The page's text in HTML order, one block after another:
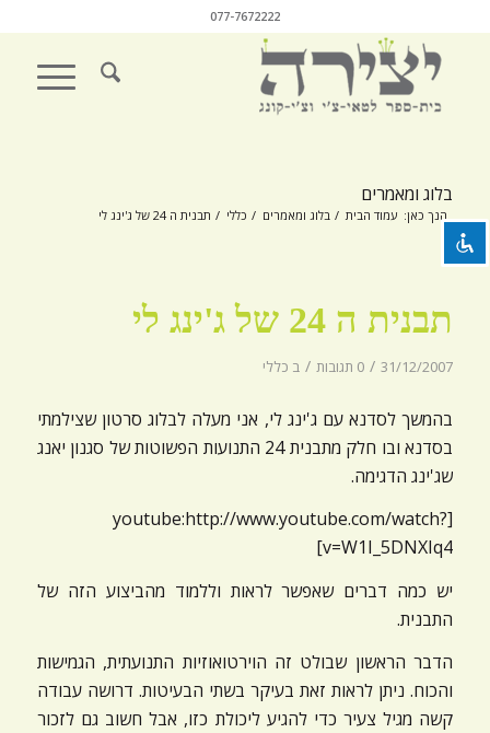
visibility_off השבת את ההבזקים
settings צבע רקע
remove_circle_outline הקטנת גופן
add_circle_outline הגדלת גופן
spellcheck גופן קריא
ניגודיות בהירה
format_underlined הוסף קו תחתון לקישורים
font_download סמן קישורים
את
כל
האפשרויות
077-7672222
בלוג ומאמרים
הנך כאן: עמוד הבית / בלוג ומאמרים / כללי / תבנית ה 24 של ג'ינג לי
תבנית ה 24 של ג'ינג לי
31/12/2007
/ 0 תגובות / ב כללי
בהמשך לסדנא עם ג'ינג לי, אני מעלה לבלוג סרטון שצילמתי
בסדנא ובו חלק מתבנית 24 התנועות הפשוטות של סגנון יאנג
שג'ינג הדגימה.
[youtube:http://www.youtube.com/watch?
v=W1I_5DNXIq4]
יש כמה דברים שאפשר לראות וללמוד מהביצוע הזה של
התבנית.
הדבר הראשון שבולט זה הוירטואוזיות התנועתית, הגמישות
והכוח. ניתן לראות זאת בעיקר בשתי הבעיטות. דרושה עבודה
קשה מגיל צעיר כדי להגיע ליכולת כזו, אבל חשוב גם לזכור